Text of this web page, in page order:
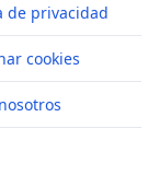
de privacidad
cookies